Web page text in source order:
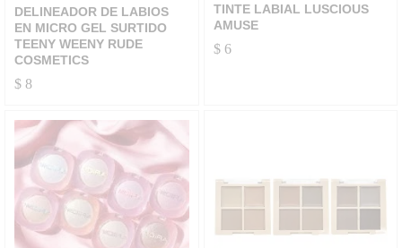
DELINEADOR DE LABIOS
EN MICRO GEL SURTIDO
TEENY WEENY RUDE
COSMETICS
$ 8
TINTE LABIAL LUSCIOUS
AMUSE
$6